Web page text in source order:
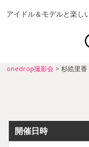
アイドル＆モデルと楽し
onedrop撮影会 >杉絵里香
開催日時